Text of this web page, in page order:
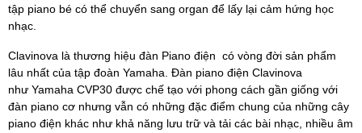
tập piano bé có thể chuyển sang organ để lấy lại cảm hứng học
nhạc.
Clavinova là thương hiệu đàn Piano điện có vòng đời sản phẩm
lâu nhất của tập đoàn Yamaha. Đàn piano điện Clavinova
như Yamaha CVP30 được chế tạo với phong cách gần giống với
đàn piano cơ nhưng vẫn có những đặc điểm chung của những cây
piano điện khác như khả năng lưu trữ và tải các bài nhạc, nhiều âm